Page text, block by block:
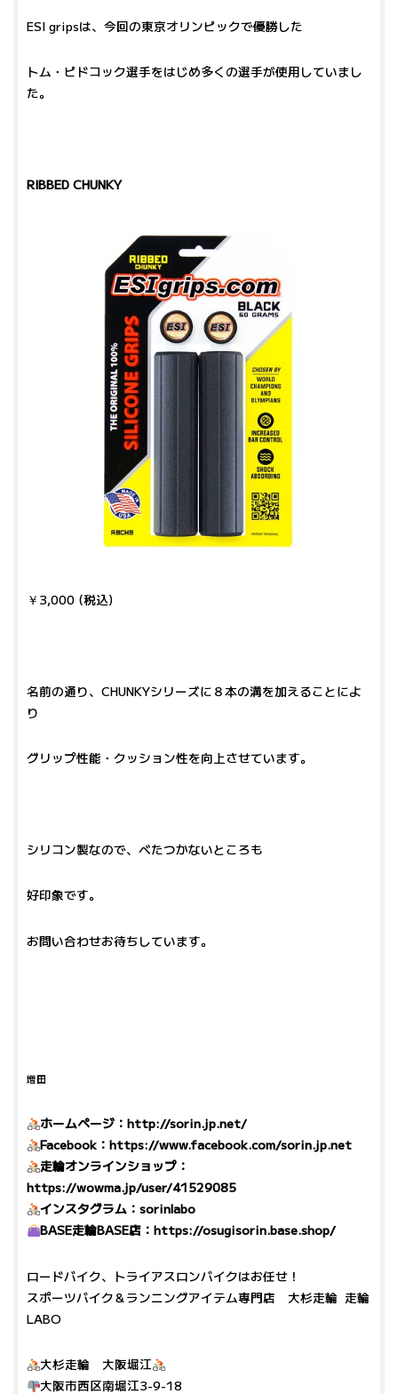
ESI gripsは、今回の東京オリンピックで優勝した
トム・ピドコック選手をはじめ多くの選手が使用していまし
た。
RIBBED CHUNKY
￥3,000 (税込)
名前の通り、CHUNKYシリーズに８本の溝を加えることによ
り
グリップ性能・クッション性を向上させています。
シリコン製なので、べたつかないところも
好印象です。
お問い合わせお待ちしています。
増田
ホームページ：http://sorin.jp.net/
Facebook：https://www.facebook.com/sorin.jp.net
走輪オンラインショップ：
https://wowma.jp/user/41529085
インスタグラム：sorinlabo
BASE走輪BASE店：https://osugisorin.base.shop/
ロードバイク、トライアスロンバイクはお任せ！
スポーツバイク＆ランニングアイテム専門店 大杉走輪 走輪
LABO
大杉走輪 大阪堀江
大阪市西区南堀江3-9-18